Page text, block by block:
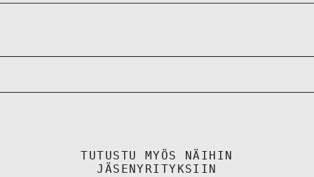
TUTUSTU MYÖS NÄIHIN
JÄSENYRITYKSIIN